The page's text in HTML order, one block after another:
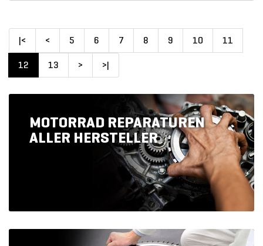
|< < 5 6 7 8 9 10 11
12 13 > >|
MOTORRAD REPARATUREN
ALLER HERSTELLER